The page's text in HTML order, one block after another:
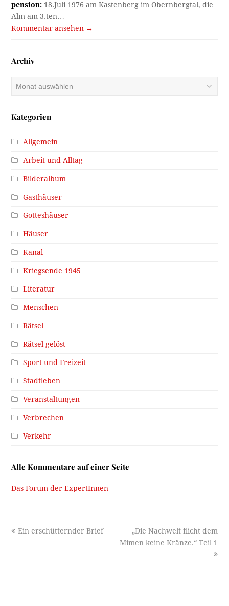
pension: 18.Juli 1976 am Kastenberg im Obernbergtal, die
Alm am 3.ten…
Kommentar ansehen →
Archiv
Archiv
Kategorien
Allgemein
Arbeit und Alltag
Bilderalbum
Gasthäuser
Gotteshäuser
Häuser
Kanal
Kriegsende 1945
Literatur
Menschen
Rätsel
Rätsel gelöst
Sport und Freizeit
Stadtleben
Veranstaltungen
Verbrechen
Verkehr
Alle Kommentare auf einer Seite
Das Forum der ExpertInnen
previous
Ein erschütternder Brief
next
post:
„Die Nachwelt flicht dem
Mimen keine Kränze.“ Teil 1